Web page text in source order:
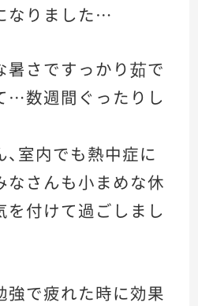
なりました…
暑さですっかり茹で
…数週間ぐったりし
室内でも熱中症に
なさんも小まめな休
を付けて過ごしまし
強で疲れた時に効果